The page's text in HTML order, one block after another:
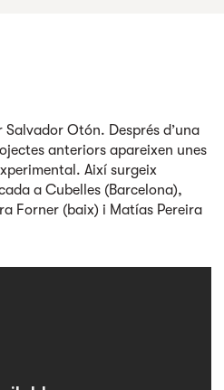
Otón. Després d’una
anteriors apareixen unes
Així surgeix
a Cubelles (Barcelona),
Forner (baix) i Matías Pereira